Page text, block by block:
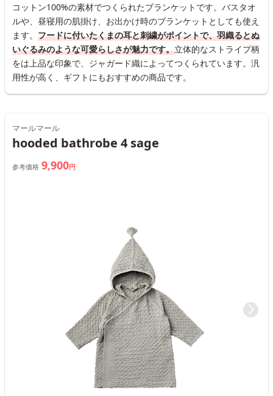
コットン100%の素材でつくられたブランケットです。バスタオ
ルや、昼寝用の肌掛け、お出かけ時のブランケットとしても使え
ます。 フードに付いたくまの耳と刺繍がポイントで、羽織るとぬ
いぐるみのような可愛らしさが魅力です。立体的なストライプ柄
をは上品な印象で、ジャガード織によってつくられています。汎
用性が高く、ギフトにもおすすめの商品です。
マールマール
hooded bathrobe 4 sage
参考価格 9,900円